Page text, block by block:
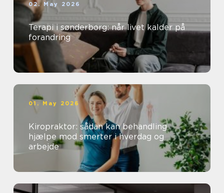
02. May 2026
Terapi i sønderborg: når livet kalder på
forandring
01. May 2026
Kiropraktor: sådan kan behandling
hjælpe mod smerter i hverdag og
arbejde